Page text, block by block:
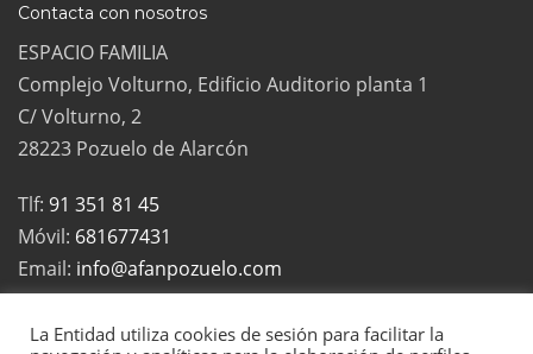
Contacta con nosotros
ESPACIO FAMILIA
Complejo Volturno, Edificio Auditorio planta 1
C/ Volturno, 2
28223 Pozuelo de Alarcón
Tlf: 91 351 81 45
Móvil: 681677431
Email: info@afanpozuelo.com
La Entidad utiliza cookies de sesión para facilitar la